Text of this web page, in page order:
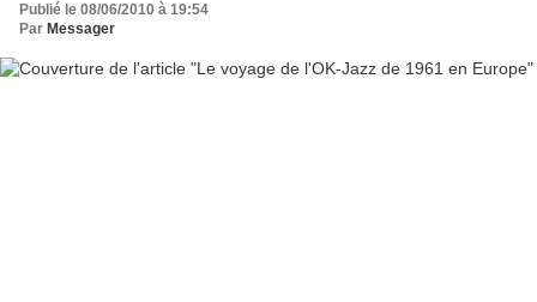
Publié le 08/06/2010 à 19:54
Par Messager